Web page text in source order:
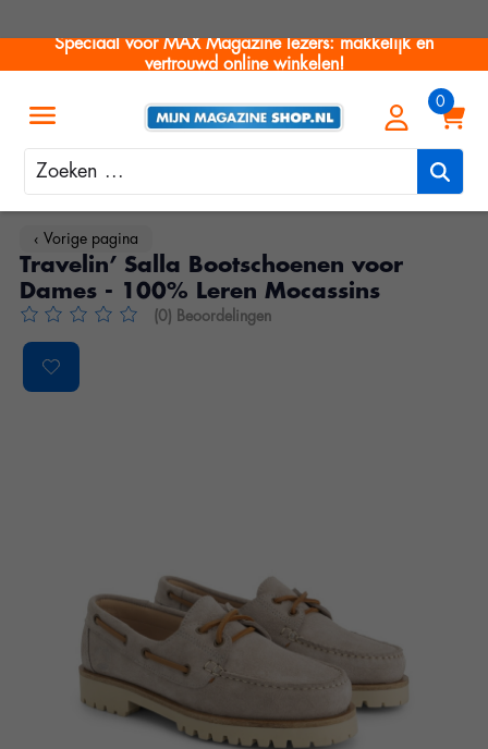
Speciaal voor MAX Magazine lezers: makkelijk en
vertrouwd online winkelen!
Zoeken
‹ Vorige pagina
Travelin’ Salla Bootschoenen voor
Dames - 100% Leren Mocassins
De beoordeling van dit product is0van de 5
(0) Beoordelingen
Product image slideshow Items